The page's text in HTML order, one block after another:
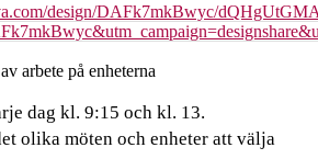
design/DAFk7mkBwyc/
arbete på enheterna
dag kl. 9:15 och kl. 13.
olika möten och enheter att välja